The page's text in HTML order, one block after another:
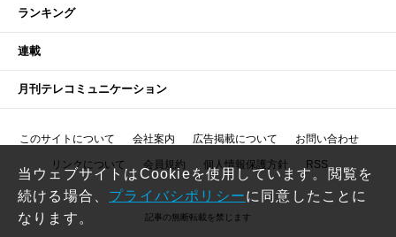
ランキング
連載
月刊テレコミュニケーション
このサイトについて 会社案内 広告掲載について お問い合わせ
リンクについて 会員規約 個人情報保護方針 RSS
記事の無断転載を禁じます
当ウェブサイトはCookieを使用しています。閲覧を
続ける場合、 プライバシポリシーに同意したことに
なります。